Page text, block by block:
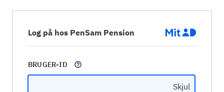
Log på hos PenSam Pension
BRUGER-ID
Skjul